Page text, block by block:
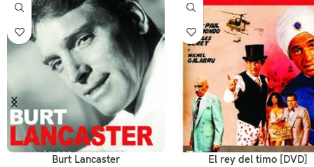
Burt Lancaster El rey del timo [DVD]